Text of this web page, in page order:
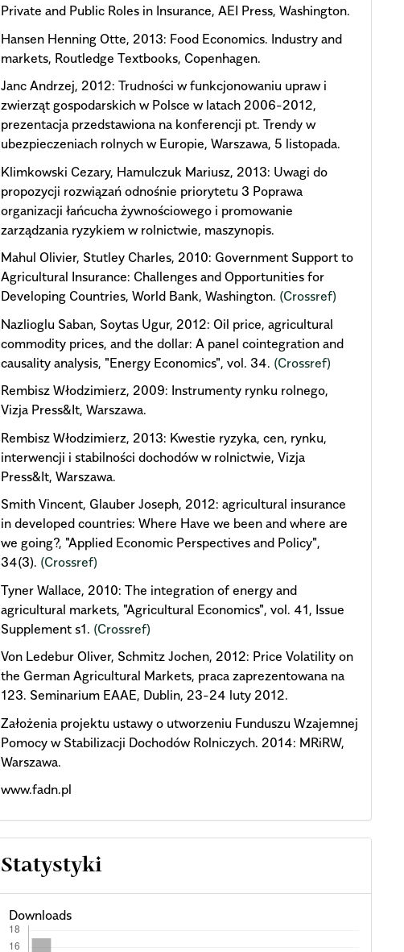
Private and Public Roles in Insurance, AEI Press, Washington.
Hansen Henning Otte, 2013: Food Economics. Industry and
markets, Routledge Textbooks, Copenhagen.
Janc Andrzej, 2012: Trudności w funkcjonowaniu upraw i
zwierząt gospodarskich w Polsce w latach 2006-2012,
prezentacja przedstawiona na konferencji pt. Trendy w
ubezpieczeniach rolnych w Europie, Warszawa, 5 listopada.
Klimkowski Cezary, Hamulczuk Mariusz, 2013: Uwagi do
propozycji rozwiązań odnośnie priorytetu 3 Poprawa
organizacji łańcucha żywnościowego i promowanie
zarządzania ryzykiem w rolnictwie, maszynopis.
Mahul Olivier, Stutley Charles, 2010: Government Support to
Agricultural Insurance: Challenges and Opportunities for
Developing Countries, World Bank, Washington. (Crossref)
Nazlioglu Saban, Soytas Ugur, 2012: Oil price, agricultural
commodity prices, and the dollar: A panel cointegration and
causality analysis, "Energy Economics", vol. 34. (Crossref)
Rembisz Włodzimierz, 2009: Instrumenty rynku rolnego,
Vizja Press&It, Warszawa.
Rembisz Włodzimierz, 2013: Kwestie ryzyka, cen, rynku,
interwencji i stabilności dochodów w rolnictwie, Vizja
Press&It, Warszawa.
Smith Vincent, Glauber Joseph, 2012: agricultural insurance
in developed countries: Where Have we been and where are
we going?, "Applied Economic Perspectives and Policy",
34(3). (Crossref)
Tyner Wallace, 2010: The integration of energy and
agricultural markets, "Agricultural Economics", vol. 41, Issue
Supplement s1. (Crossref)
Von Ledebur Oliver, Schmitz Jochen, 2012: Price Volatility on
the German Agricultural Markets, praca zaprezentowana na
123. Seminarium EAAE, Dublin, 23-24 luty 2012.
Założenia projektu ustawy o utworzeniu Funduszu Wzajemnej
Pomocy w Stabilizacji Dochodów Rolniczych. 2014: MRiRW,
Warszawa.
www.fadn.pl
Statystyki
Downloads